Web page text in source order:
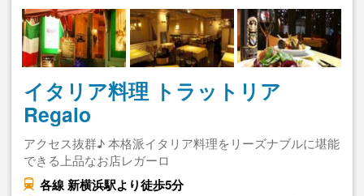
イタリア料理 トラットリア
Regalo
アクセス抜群♪ 本格派イタリア料理をリーズナブルに堪能
できる上品なお店レガーロ
各線 新横浜駅より徒歩5分